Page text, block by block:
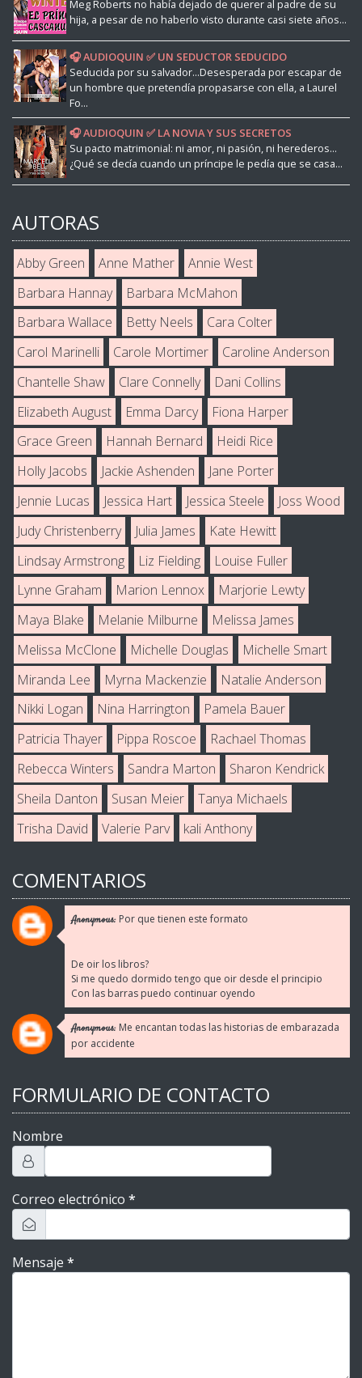
Meg Roberts no había dejado de querer al padre de su
hija, a pesar de no haberlo visto durante casi siete años...
🎧 AUDIOQUIN ✅ UN SEDUCTOR SEDUCIDO
Seducida por su salvador...Desesperada por escapar de
un hombre que pretendía propasarse con ella, a Laurel
Fo...
🎧 AUDIOQUIN ✅ LA NOVIA Y SUS SECRETOS
Su pacto matrimonial: ni amor, ni pasión, ni herederos...
¿Qué se decía cuando un príncipe le pedía que se casa...
AUTORAS
Abby Green Anne Mather
Annie West
Barbara Hannay
Barbara McMahon
Barbara Wallace
Betty Neels
Cara Colter
Carol Marinelli
Carole Mortimer
Caroline Anderson
Chantelle Shaw
Clare Connelly
Dani Collins
Elizabeth August
Emma Darcy
Fiona Harper
Grace Green
Hannah Bernard
Heidi Rice
Holly Jacobs
Jackie Ashenden
Jane Porter
Jennie Lucas
Jessica Hart Jessica Steele
Joss Wood
Judy Christenberry
Julia James
Kate Hewitt
Lindsay Armstrong
Liz Fielding
Louise Fuller
Lynne Graham
Marion Lennox
Marjorie Lewty
Maya Blake
Melanie Milburne
Melissa James
Melissa McClone
Michelle Douglas
Michelle Smart
Miranda Lee
Myrna Mackenzie
Natalie Anderson
Nikki Logan
Nina Harrington
Pamela Bauer
Patricia Thayer
Pippa Roscoe
Rachael Thomas
Rebecca Winters
Sandra Marton
Sharon Kendrick
Sheila Danton
Susan Meier
Tanya Michaels
Trisha David
Valerie Parv kali Anthony
COMENTARIOS
Anonymous: Por que tienen este formato
De oir los libros?
Si me quedo dormido tengo que oir desde el principio
Con las barras puedo continuar oyendo
Anonymous: Me encantan todas las historias de embarazada
por accidente
FORMULARIO DE CONTACTO
Nombre
Correo electrónico *
Mensaje *